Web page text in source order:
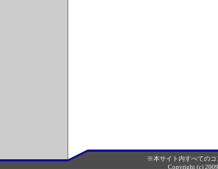
※本サイト内すべてのコ
Copyright (c)